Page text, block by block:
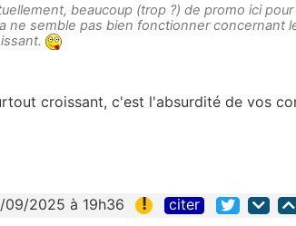
beaucoup (trop ?) de promo ici
ne semble pas bien fonctionner concernant
croissant, c'est l'absurdité de vos
09/2025 à 19h36 ! citer